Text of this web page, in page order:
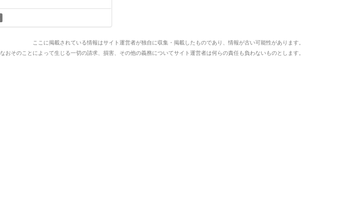
ここに掲載されている情報はサイト運営者が独自に収集・掲載したものであり、情報が古い可能性があります。
なおそのことによって生じる一切の請求、損害、その他の義務についてサイト運営者は何らの責任も負わないものとします。